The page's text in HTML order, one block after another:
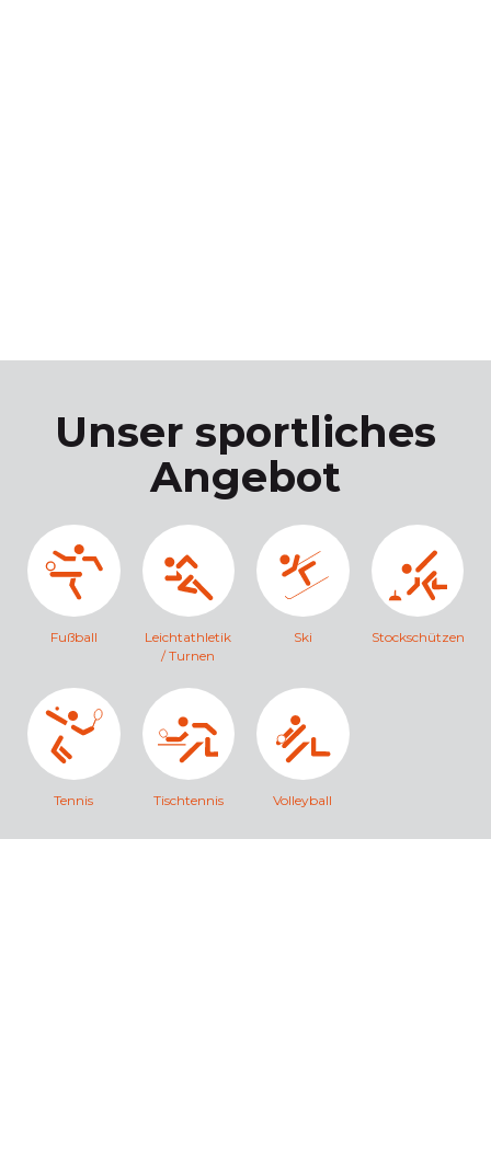
Unser sportliches
Angebot
Fußball
Leichtathletik
/ Turnen
Ski Stockschützen
Tennis Tischtennis Volleyball